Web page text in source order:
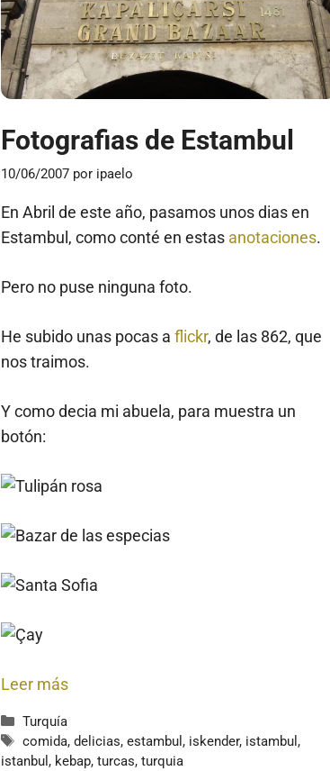
Fotografias de Estambul
10/06/2007 por ipaelo
En Abril de este año, pasamos unos dias en
Estambul, como conté en estas anotaciones.
Pero no puse ninguna foto.
He subido unas pocas a flickr, de las 862, que
nos traimos.
Y como decia mi abuela, para muestra un
botón:
Leer más
Categorías
Turquía
Etiquetas
comida,delicias,estambul , iskender, istambul ,
istanbul , kebap, turcas, turquia